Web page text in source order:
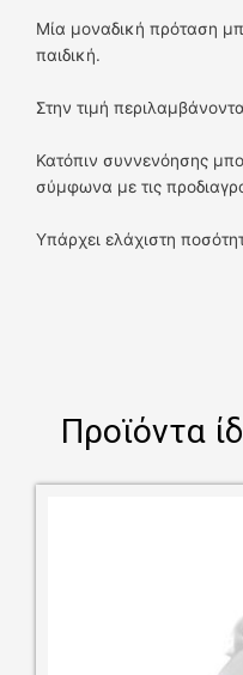
Μία μοναδική πρόταση
παιδική.
Στην τιμή
Κατόπιν συννενόησης
σύμφωνα με τις
Υπάρχει ελάχιστη
Προϊόντα